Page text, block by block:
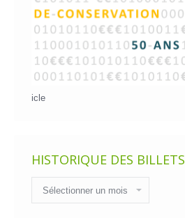
icle
HISTORIQUE DES BILLETS
des
billets